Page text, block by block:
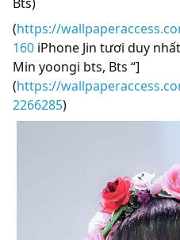
(https://
160 iPhone Jin tươi duy
Min yoongi bts, Bts “]
(https://
2266285)